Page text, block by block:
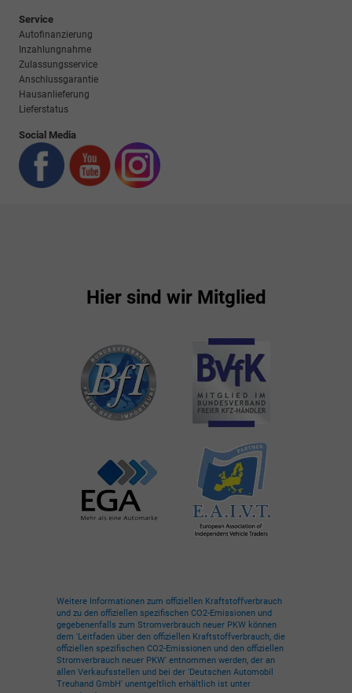
Service
Autofinanzierung
Inzahlungnahme
Zulassungsservice
Anschlussgarantie
Hausanlieferung
Lieferstatus
Social Media
Hier sind wir Mitglied
Weitere Informationen zum offiziellen Kraftstoffverbrauch
und zu den offiziellen spezifischen CO2-Emissionen und
gegebenenfalls zum Stromverbrauch neuer PKW können
dem 'Leitfaden über den offiziellen Kraftstoffverbrauch, die
offiziellen spezifischen CO2-Emissionen und den offiziellen
Stromverbrauch neuer PKW' entnommen werden, der an
allen Verkaufsstellen und bei der 'Deutschen Automobil
Treuhand GmbH' unentgeltlich erhältlich ist unter